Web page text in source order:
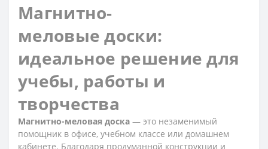
Магнитно-
меловые доски:
идеальное решение для
учебы, работы и
творчества
Магнитно-меловая доска — это незаменимый
помощник в офисе, учебном классе или домашнем
кабинете. Благодаря продуманной конструкции и